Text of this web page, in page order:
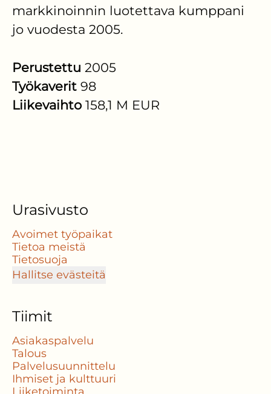
markkinoinnin luotettava kumppani
jo vuodesta 2005.
Perustettu 2005
Työkaverit 98
Liikevaihto 158,1 M EUR
Urasivusto
Avoimet työpaikat
Tietoa meistä
Tietosuoja
Hallitse evästeitä
Tiimit
Asiakaspalvelu
Talous
Palvelusuunnittelu
Ihmiset ja kulttuuri